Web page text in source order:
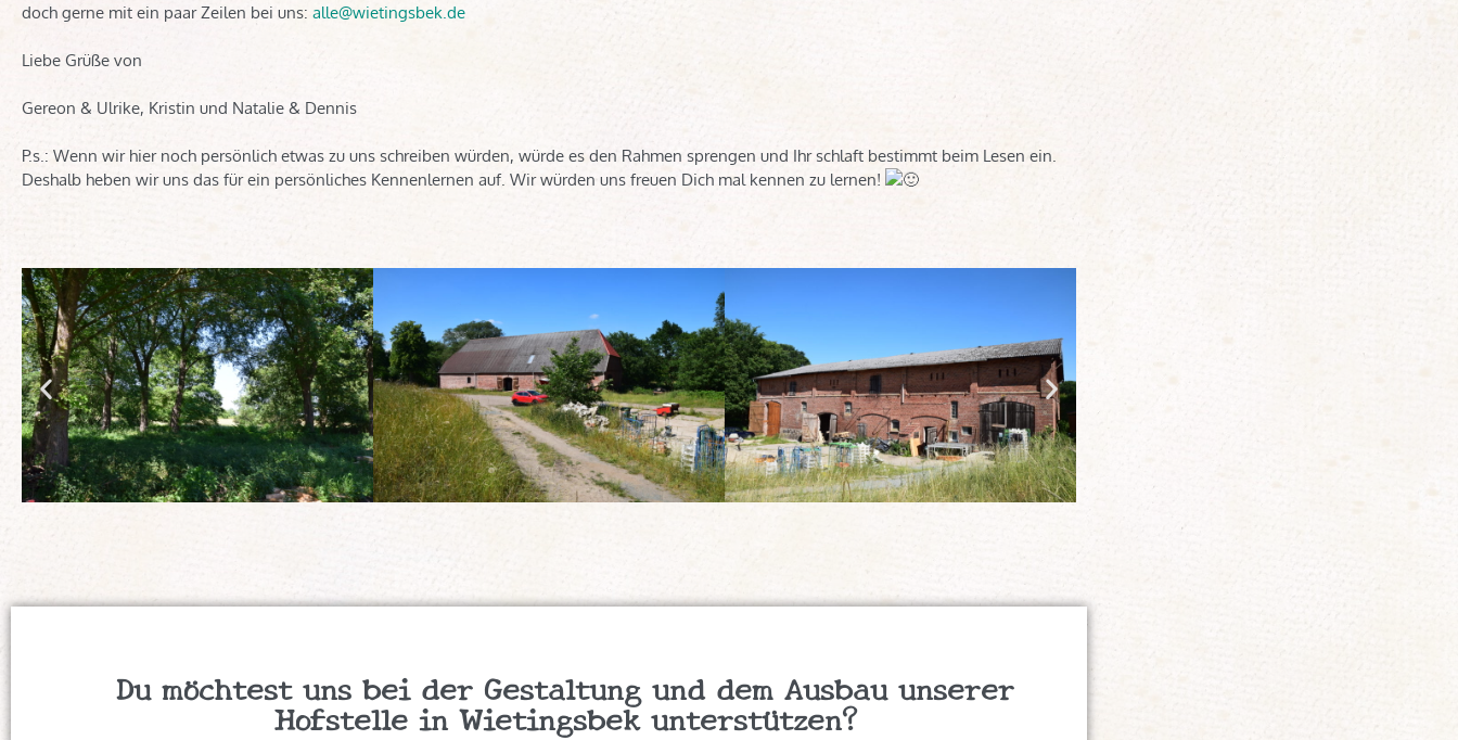
doch gerne mit ein paar Zeilen bei uns: alle@wietingsbek.de
Liebe Grüße von
Gereon & Ulrike, Kristin und Natalie & Dennis
P.s.: Wenn wir hier noch persönlich etwas zu uns schreiben würden, würde es den Rahmen sprengen und Ihr schlaft bestimmt beim Lesen ein.
Deshalb heben wir uns das für ein persönliches Kennenlernen auf. Wir würden uns freuen Dich mal kennen zu lernen!
Du möchtest uns bei der Gestaltung und dem Ausbau unserer
Hofstelle in Wietingsbek unterstützen?